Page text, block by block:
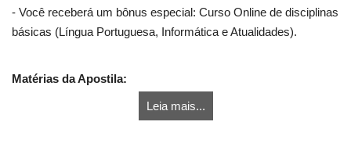
- Você receberá um bônus especial: Curso Online de disciplinas
básicas (Língua Portuguesa, Informática e Atualidades).
Matérias da Apostila:
Leia mais...